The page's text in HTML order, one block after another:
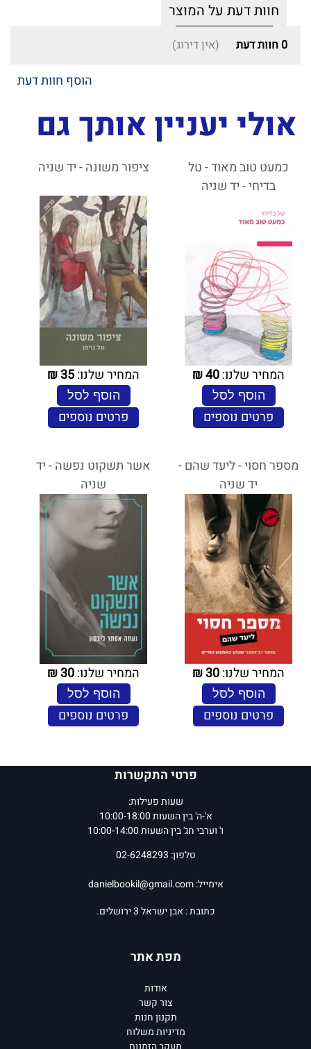
חוות דעת על המוצר
0 חוות דעת (אין דירוג)
הוסף חוות דעת
אולי יעניין אותך גם
כמעט טוב מאוד - טל
בדיחי - יד שניה
המחיר שלנו:40
₪
הוסף לסל
פרטים נוספים
ציפור משונה - יד שניה
המחיר שלנו:35
₪
הוסף לסל
פרטים נוספים
מספר חסוי - ליעד שהם -
יד שניה
המחיר שלנו:30
₪
הוסף לסל
פרטים נוספים
אשר תשקוט נפשה - יד
שניה
המחיר שלנו:30
₪
הוסף לסל
פרטים נוספים
פרטי התקשרות
שעות פעילות:
א'-ה' בין השעות 10:00-18:00
ו' וערבי חג' בין השעות 10:00-14:00
טלפון: 02-6248293
אימייל:danielbookil@gmail.com
כתובת : אבן ישראל 3 ירושלים.
מפת אתר
אודות
צור קשר
תקנון חנות
מדיניות משלוח